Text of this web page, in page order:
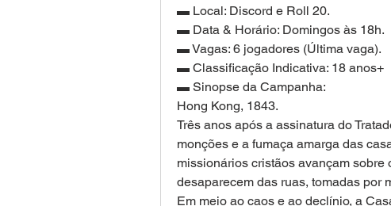
▬ Local: Discord e Roll 20.
▬ Data & Horário: Domingos às 18h.
▬ Vagas: 6 jogadores (Última vaga).
▬ Classificação Indicativa: 18 anos+
▬ Sinopse da Campanha:
Hong Kong, 1843.
Três anos após a assinatura do
monções e a fumaça amarga das
missionários cristãos avançam
desaparecem das ruas, tomadas por
Em meio ao caos e ao declínio, a